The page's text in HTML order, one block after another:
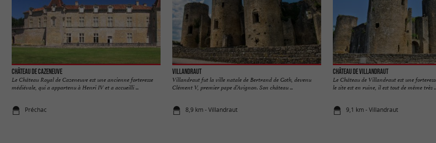
Château de Cazeneuve
Le Château Royal de Cazeneuve est une ancienne forteresse
médiévale, qui a appartenu à Henri IV et a accueilli ...
Préchac
Villandraut
Villandraut fut la ville natale de Bertrand de Goth, devenu
Clément V, premier pape d’Avignon. Son château ...
8,9 km - Villandraut
Château de Villandraut
Le Château de Villandraut est une
le site est en ruine, il est tout de même très
9,1 km - Villandraut